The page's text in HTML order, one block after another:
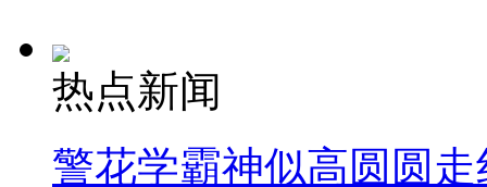
热点新闻
警花学霸神似高圆圆走